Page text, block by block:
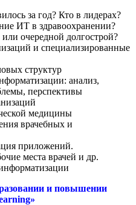
за год? Кто в лидерах?
ИТ в здравоохранении?
очередной долгострой?
и специализированные
структур
анализ,
перспективы
медицины
врачебных и
приложений.
места врачей и др.
и повышении